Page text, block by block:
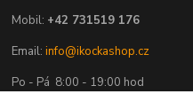
Mobil: +42 731519 176
Email:info@ikockashop.cz
Po - Pá 8:00 - 19:00 hod